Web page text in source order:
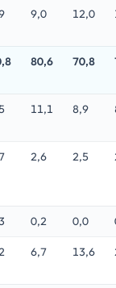
9,0 12,0
80,6 70,8
11,1 8,9
2,6 2,5
0,2 0,0
6,7 13,6